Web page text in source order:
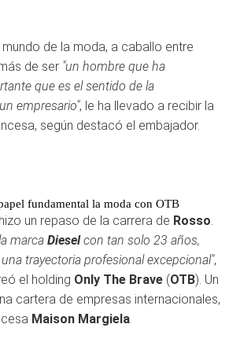
de la moda, a caballo entre
de ser "un hombre que ha
que es el sentido de la
empresario", le ha llevado a recibir la
según destacó el embajador.
fundamental la moda con OTB
un repaso de la carrera de Rosso.
marca Dieselcon tan solo 23 años,
trayectoria profesional excepcional",
el holding Only The Brave (OTB). Un
cartera de empresas internacionales,
Maison Margiela.